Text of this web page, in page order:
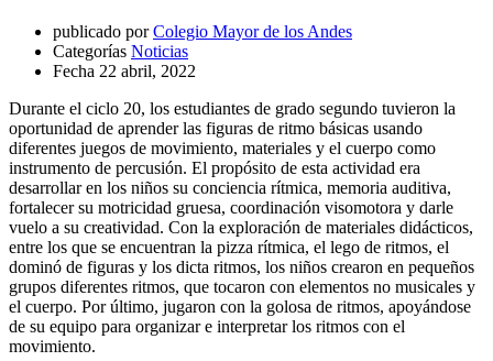
publicado por Colegio Mayor de los Andes
Categorías Noticias
Fecha 22 abril, 2022
Durante el ciclo 20, los estudiantes de grado segundo tuvieron la
oportunidad de aprender las figuras de ritmo básicas usando
diferentes juegos de movimiento, materiales y el cuerpo como
instrumento de percusión. El propósito de esta actividad era
desarrollar en los niños su conciencia rítmica, memoria auditiva,
fortalecer su motricidad gruesa, coordinación visomotora y darle
vuelo a su creatividad. Con la exploración de materiales didácticos,
entre los que se encuentran la pizza rítmica, el lego de ritmos, el
dominó de figuras y los dicta ritmos, los niños crearon en pequeños
grupos diferentes ritmos, que tocaron con elementos no musicales y
el cuerpo. Por último, jugaron con la golosa de ritmos, apoyándose
de su equipo para organizar e interpretar los ritmos con el
movimiento.